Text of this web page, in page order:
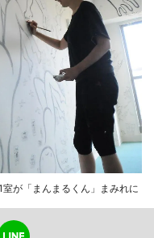
が「まんまるくん」まみれに